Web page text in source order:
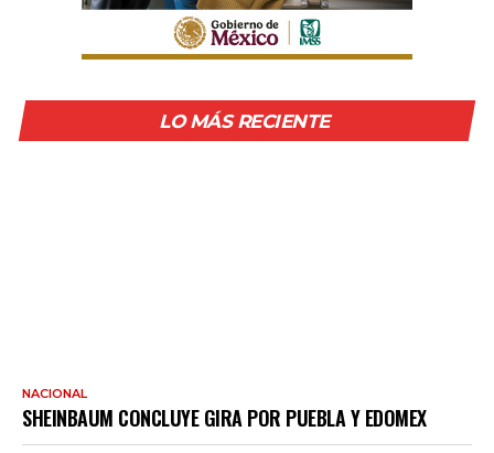
LO MÁS RECIENTE
NACIONAL
SHEINBAUM CONCLUYE GIRA POR PUEBLA Y EDOMEX